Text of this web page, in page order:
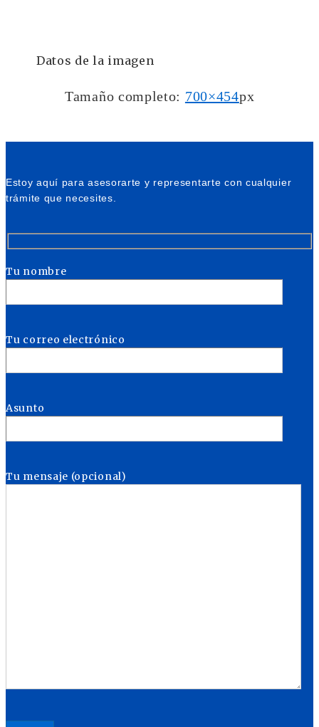
Datos de la imagen
Tamaño completo: 700×454px
Estoy aquí para asesorarte y representarte con cualquier
trámite que necesites.
Tu nombre
Tu correo electrónico
Asunto
Tu mensaje (opcional)